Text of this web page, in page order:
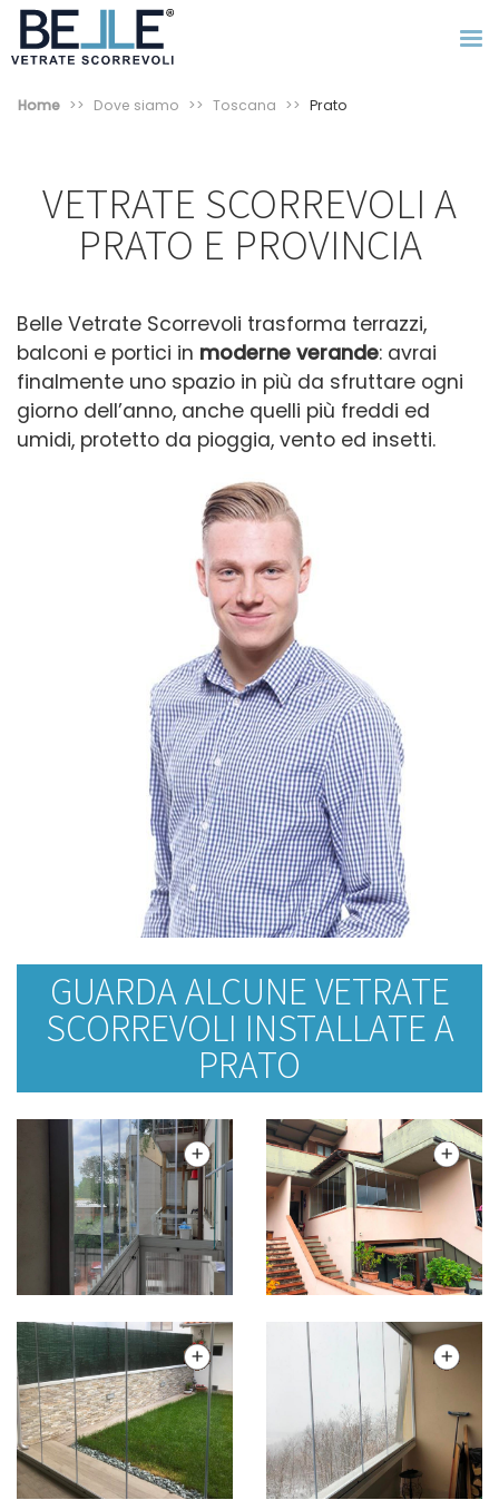
Home Dove siamo Toscana Prato
VETRATE SCORREVOLI A
PRATO E PROVINCIA
Belle Vetrate Scorrevoli trasforma terrazzi,
balconi e portici in moderne verande: avrai
finalmente uno spazio in più da sfruttare ogni
giorno dell’anno, anche quelli più freddi ed
umidi, protetto da pioggia, vento ed insetti.
GUARDA ALCUNE VETRATE
SCORREVOLI INSTALLATE A
PRATO